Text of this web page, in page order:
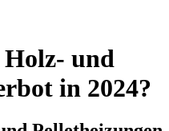
und
in 2024?